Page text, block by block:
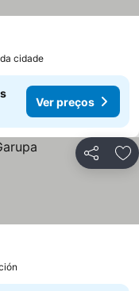
cidade
Ver preços
Partilhar